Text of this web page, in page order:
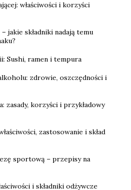
właściwości i korzyści
jakie składniki nadają temu
Sushi, ramen i tempura
zdrowie, oszczędności i
zasady, korzyści i przykładowy
zastosowanie i skład
sportową – przepisy na
i składniki odżywcze